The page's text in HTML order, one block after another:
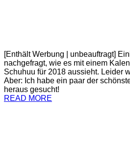
[Enthält Werbung | unbeauftragt]
nachgefragt, wie es mit einem
Schuhuu für 2018 aussieht. Leider
Aber: Ich habe ein paar der
heraus gesucht!
READ MORE